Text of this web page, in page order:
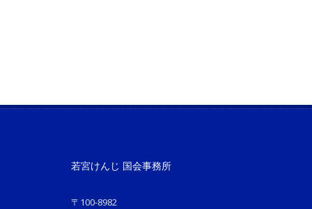
若宮けんじ 国会事務所
〒100-8982